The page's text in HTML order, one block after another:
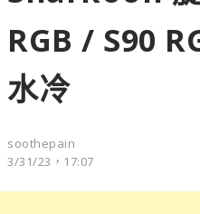
RGB / S90
水冷
soothepain
3/31/23，17:07